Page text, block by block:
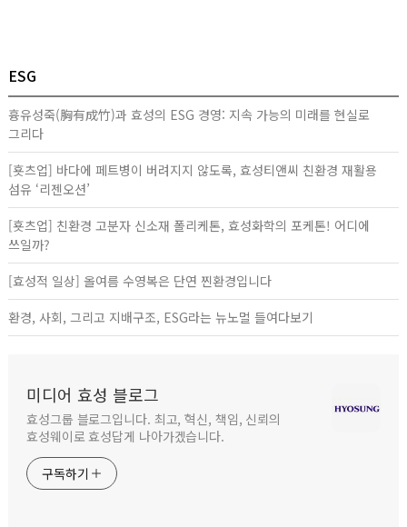
ESG
흉유성죽(胸有成竹)과 효성의 ESG 경영: 지속 가능의 미래를 현실로
그리다
[횻츠업] 바다에 페트병이 버려지지 않도록, 효성티앤씨 친환경 재활용
섬유 ‘리젠오션’
[횻츠업] 친환경 고분자 신소재 폴리케톤, 효성화학의 포케톤! 어디에
쓰일까?
[효성적 일상] 올여름 수영복은 단연 찐환경입니다
환경, 사회, 그리고 지배구조, ESG라는 뉴노멀 들여다보기
미디어 효성 블로그
효성그룹 블로그입니다. 최고, 혁신, 책임, 신뢰의
효성웨이로 효성답게 나아가겠습니다.
구독하기